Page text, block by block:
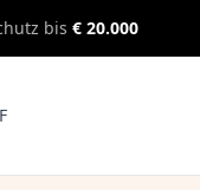
bis € 20.000